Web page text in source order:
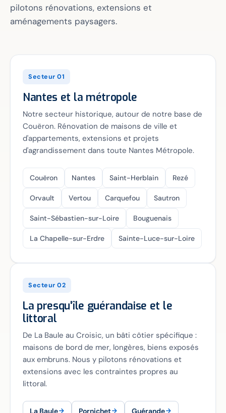
pilotons rénovations, extensions et
aménagements paysagers.
Secteur 01
Nantes et la métropole
Notre secteur historique, autour de notre base de
Couëron. Rénovation de maisons de ville et
d'appartements, extensions et projets
d'agrandissement dans toute Nantes Métropole.
Couëron Nantes Saint-Herblain Rezé
Orvault Vertou Carquefou Sautron
Saint-Sébastien-sur-Loire Bouguenais
La Chapelle-sur-Erdre Sainte-Luce-sur-Loire
Secteur 02
La presqu'île guérandaise et le
littoral
De La Baule au Croisic, un bâti côtier spécifique :
maisons de bord de mer, longères, biens exposés
aux embruns. Nous y pilotons rénovations et
extensions avec les contraintes propres au
littoral.
La Baule Pornichet Guérande